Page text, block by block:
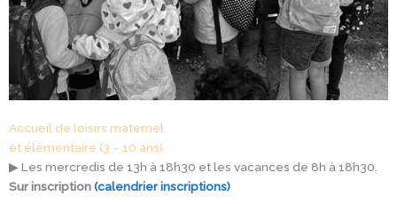
Accueil de loisirs maternel
et élémentaire (3 – 10 ans).
▶ Les mercredis de 13h à 18h30 et les vacances de 8h à 18h30.
Sur inscription(calendrier inscriptions)